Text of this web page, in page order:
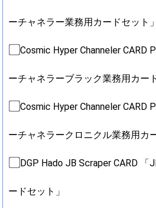
ーチャネラー業務用カードセット」
Cosmic Hyper Channeler CARD
ーチャネラーブラック業務用カー
Cosmic Hyper Channeler CARD
ーチャネラークロニクル業務用カ
DGP Hado JB Scraper CARD
ードセット」